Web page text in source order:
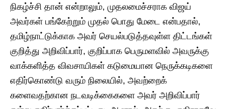
நிகழ்ச்சி தான் என்றாலும், முதலமைச்சராக விஜய்
அவர்கள் பங்கேற்றும் முதல் பொது மேடை என்பதால்,
தமிழ்நாட்டுக்காக அவர் செயல்படுத்தவுள்ள திட்டங்கள்
குறித்து அறிவிப்பார், குறிப்பாக பெருமளவில் அவருக்கு
வாக்களித்த விவசாயிகள் கடுமையான நெருக்கடிகளை
எதிர்கொண்டு வரும் நிலையில், அவற்றைக்
களைவதற்கான நடவடிக்கைகளை அவர் அறிவிப்பார்